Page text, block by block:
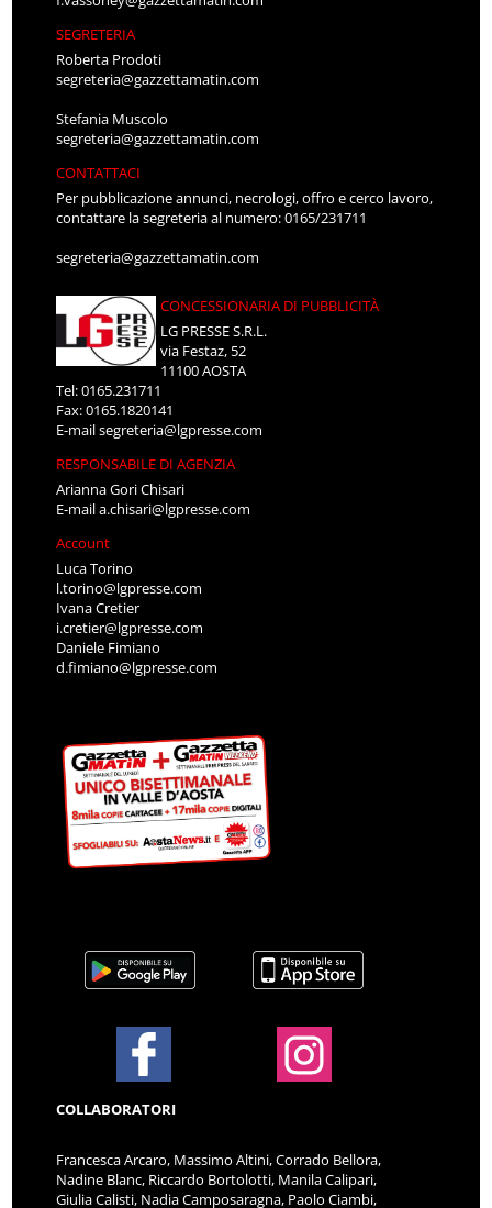
SEGRETERIA
Roberta Prodoti
segreteria@gazzettamatin.com
Stefania Muscolo
segreteria@gazzettamatin.com
CONTATTACI
Per pubblicazione annunci, necrologi, offro e cerco lavoro,
contattare la segreteria al numero: 0165/231711
segreteria@gazzettamatin.com
CONCESSIONARIA DI PUBBLICITÀ
LG PRESSE S.R.L.
via Festaz, 52
11100 AOSTA
Tel: 0165.231711
Fax: 0165.1820141
E-mailsegreteria@lgpresse.com
RESPONSABILE DI AGENZIA
Arianna Gori Chisari
E-maila.chisari@lgpresse.com
Account
Luca Torino
l.torino@lgpresse.com
Ivana Cretier
i.cretier@lgpresse.com
Daniele Fimiano
d.fimiano@lgpresse.com
COLLABORATORI
Francesca Arcaro, Massimo Altini, Corrado Bellora,
Nadine Blanc, Riccardo Bortolotti, Manila Calipari,
Giulia Calisti, Nadia Camposaragna, Paolo Ciambi,